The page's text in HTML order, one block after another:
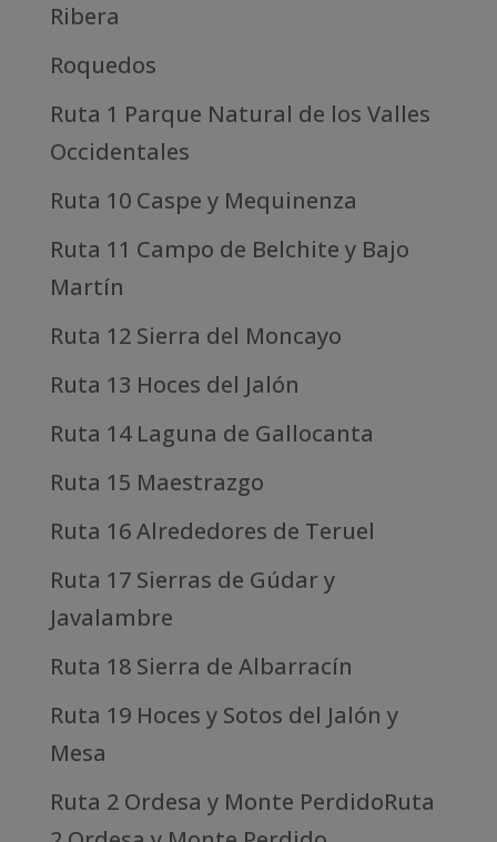
Ribera
Roquedos
Ruta 1 Parque Natural de los Valles
Occidentales
Ruta 10 Caspe y Mequinenza
Ruta 11 Campo de Belchite y Bajo
Martín
Ruta 12 Sierra del Moncayo
Ruta 13 Hoces del Jalón
Ruta 14 Laguna de Gallocanta
Ruta 15 Maestrazgo
Ruta 16 Alrededores de Teruel
Ruta 17 Sierras de Gúdar y
Javalambre
Ruta 18 Sierra de Albarracín
Ruta 19 Hoces y Sotos del Jalón y
Mesa
Ruta 2 Ordesa y Monte PerdidoRuta